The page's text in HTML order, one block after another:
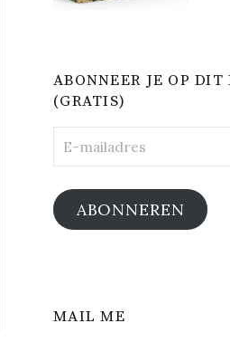
ABONNEER JE OP DIT
(GRATIS)
mailadres
ABONNEREN
MAIL ME